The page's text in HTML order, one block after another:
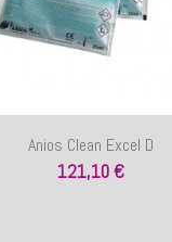
Anios Clean Excel D
121,10 €